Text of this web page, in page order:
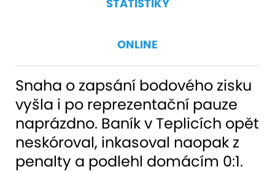
STATISTIKY
ONLINE
Snaha o zapsání bodového zisku
vyšla i po reprezentační pauze
naprázdno. Baník v Teplicích opět
neskóroval, inkasoval naopak z
penalty a podlehl domácím 0:1.